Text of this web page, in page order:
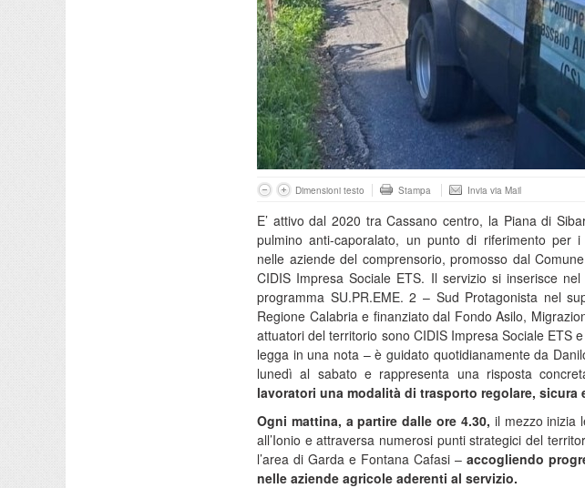
Dimensioni testo Stampa Invia via Mail
E’ attivo dal 2020 tra Cassano centro, la Piana di
pulmino anti-caporalato, un punto di riferimento per
nelle aziende del comprensorio, promosso dal
CIDIS Impresa Sociale ETS. Il servizio si inserisce
programma SU.PR.EME. 2 – Sud Protagonista nel
Regione Calabria e finanziato dal Fondo Asilo,
attuatori del territorio sono CIDIS Impresa Sociale ETS
legga in una nota – è guidato quotidianamente da
lunedì al sabato e rappresenta una risposta
lavoratori una modalità di trasporto regolare, sicura
Ogni mattina, a partire dalle ore 4.30, il mezzo inizia
all’Ionio e attraversa numerosi punti strategici del
l’area di Garda e Fontana Cafasi – accogliendo
nelle aziende agricole aderenti al servizio.